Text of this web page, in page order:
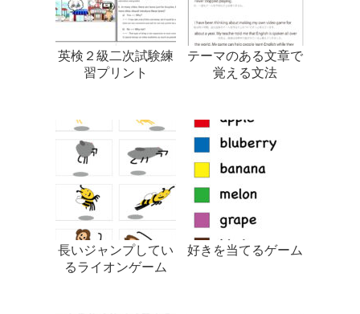
英検２級二次試験練
習プリント
テーマのある文章で
覚える文法
長いジャンプしてい
るライオンゲーム
好きを当てるゲーム